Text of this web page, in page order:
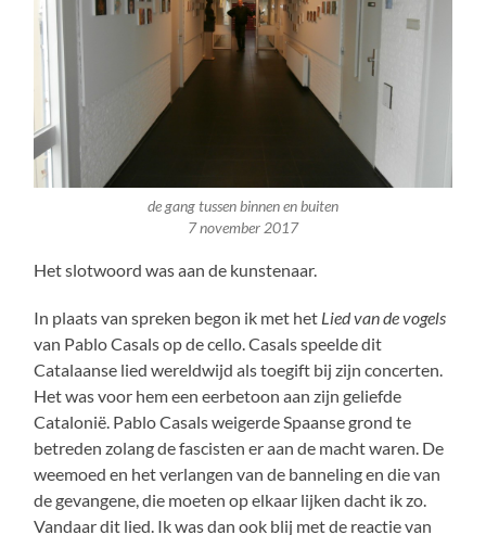
de gang tussen binnen en buiten
7 november 2017
Het slotwoord was aan de kunstenaar.
In plaats van spreken begon ik met het Lied van de vogels
van Pablo Casals op de cello. Casals speelde dit
Catalaanse lied wereldwijd als toegift bij zijn concerten.
Het was voor hem een eerbetoon aan zijn geliefde
Catalonië. Pablo Casals weigerde Spaanse grond te
betreden zolang de fascisten er aan de macht waren. De
weemoed en het verlangen van de banneling en die van
de gevangene, die moeten op elkaar lijken dacht ik zo.
Vandaar dit lied. Ik was dan ook blij met de reactie van